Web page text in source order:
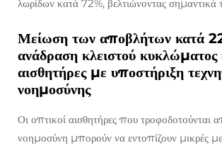
λωρίδων κατά 72%, βελτιώνοντας
Μείωση των αποβλήτων κατά
ανάδραση κλειστού κυκλώματος
αισθητήρες με υποστήριξη
νοημοσύνης
Οι οπτικοί αισθητήρες που τροφοδοτούνται
νοημοσύνη μπορούν να εντοπίζουν μικρές